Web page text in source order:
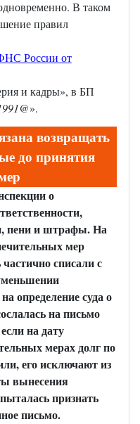
В таком
правил
России от
и кадры», в БП
».
возвращать
до принятия
о
пени и штрафы. На
мер
списали с
определение суда о
на письмо
на дату
мерах долг по
его исключают из
вынесения
признать
письмо.